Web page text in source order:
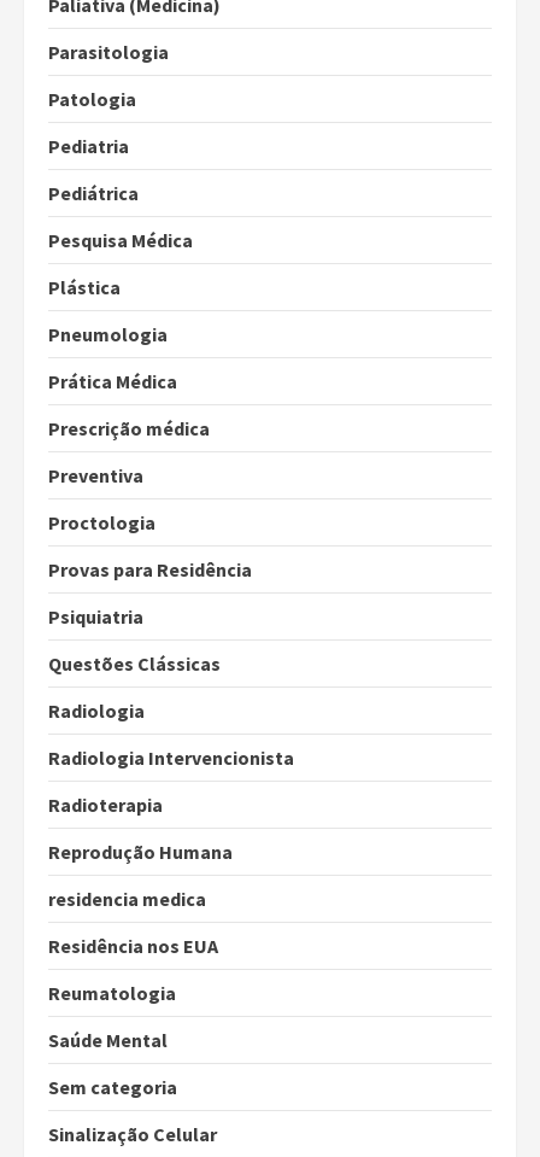
Paliativa (Medicina)
Parasitologia
Patologia
Pediatria
Pediátrica
Pesquisa Médica
Plástica
Pneumologia
Prática Médica
Prescrição médica
Preventiva
Proctologia
Provas para Residência
Psiquiatria
Questões Clássicas
Radiologia
Radiologia Intervencionista
Radioterapia
Reprodução Humana
residencia medica
Residência nos EUA
Reumatologia
Saúde Mental
Sem categoria
Sinalização Celular